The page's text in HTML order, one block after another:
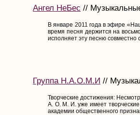
Ангел НеБес //
В январе 2011 года в эфире
время песня держится на
исполняет эту песню совместно
Группа Н.А.О.М.И //
Творческие достижения:
А. О. М. И. уже имеет
академии общественного